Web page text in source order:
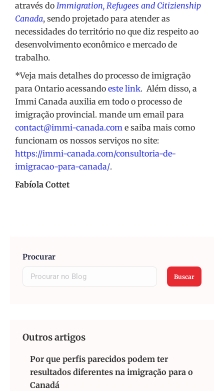
através do Immigration, Refugees and Citizienship
Canada, sendo projetado para atender as
necessidades do território no que diz respeito ao
desenvolvimento econômico e mercado de
trabalho.
*Veja mais detalhes do processo de imigração
para Ontario acessando este link. Além disso, a
Immi Canada auxilia em todo o processo de
imigração provincial. mande um email para
contact@immi-canada.com e saiba mais como
funcionam os nossos serviços no site:
https://immi-canada.com/consultoria-de-
imigracao-para-canada/.
Fabíola Cottet
Procurar
Buscar
Outros artigos
Por que perfis parecidos podem ter
resultados diferentes na imigração para o
Canadá